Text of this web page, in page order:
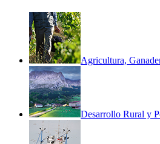
Agricultura,
Desarrollo Rural y